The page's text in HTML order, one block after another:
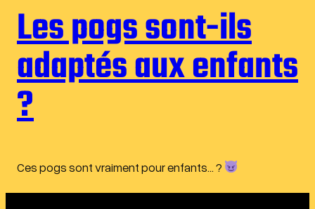
Les pogs sont-ils
adaptés aux enfants
?
Ces pogs sont vraiment pour enfants… ?